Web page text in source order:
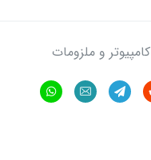
کامپیوتر و ملزومات